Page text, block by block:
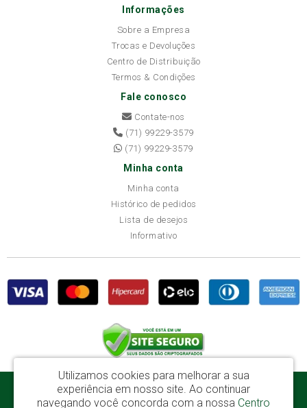
Informações
Sobre a Empresa
Trocas e Devoluções
Centro de Distribuição
Termos & Condições
Fale conosco
Contate-nos
(71) 99229-3579
(71) 99229-3579
Minha conta
Minha conta
Histórico de pedidos
Lista de desejos
Informativo
Disba Móveis Salvador Ltda - CNPJ: 52.081.184/0001-65
Av. Cardeal Avelar Brandão Villela, 2696 - Mata Escura - Salvador / BA - CEP:
Utilizamos cookies para melhorar a sua
experiência em nosso site. Ao continuar
navegando você concorda com a nossa Centro